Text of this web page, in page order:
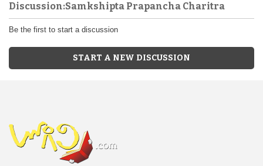
Discussion:Samkshipta Prapancha Charitra
Be the first to start a discussion
START A NEW DISCUSSION